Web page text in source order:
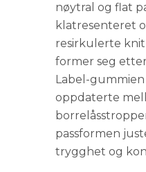
nøytral og flat
klatresenteret
resirkulerte
former seg
Label-
oppdaterte
passformen
trygghet og